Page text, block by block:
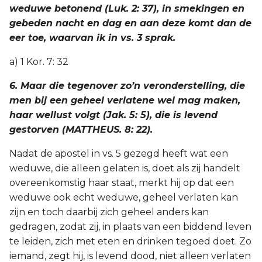
weduwe betonend (Luk. 2: 37), in smekingen en
gebeden nacht en dag en aan deze komt dan de
eer toe, waarvan ik in vs. 3 sprak.
a) 1 Kor. 7: 32
6. Maar die tegenover zo’n veronderstelling, die
men bij een geheel verlatene wel mag maken,
haar wellust volgt (Jak. 5: 5), die is levend
gestorven (MATTHEUS. 8: 22).
Nadat de apostel in vs. 5 gezegd heeft wat een
weduwe, die alleen gelaten is, doet als zij handelt
overeenkomstig haar staat, merkt hij op dat een
weduwe ook echt weduwe, geheel verlaten kan
zijn en toch daarbij zich geheel anders kan
gedragen, zodat zij, in plaats van een biddend leven
te leiden, zich met eten en drinken tegoed doet. Zo
iemand, zegt hij, is levend dood, niet alleen verlaten